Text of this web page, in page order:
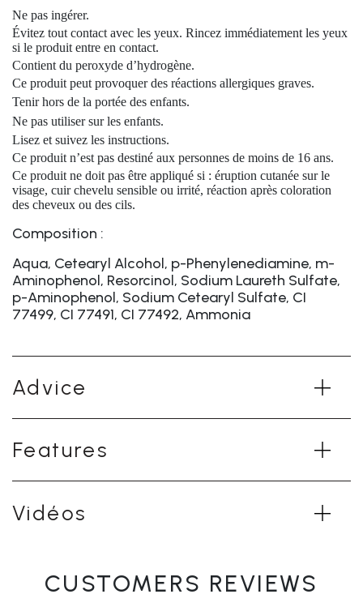
Ne pas ingérer.
Évitez tout contact avec les yeux. Rincez immédiatement les yeux
si le produit entre en contact.
Contient du peroxyde d’hydrogène.
Ce produit peut provoquer des réactions allergiques graves.
Tenir hors de la portée des enfants.
Ne pas utiliser sur les enfants.
Lisez et suivez les instructions.
Ce produit n’est pas destiné aux personnes de moins de 16 ans.
Ce produit ne doit pas être appliqué si : éruption cutanée sur le
visage, cuir chevelu sensible ou irrité, réaction après coloration
des cheveux ou des cils.
Composition :
Aqua, Cetearyl Alcohol, p-Phenylenediamine, m-
Aminophenol, Resorcinol, Sodium Laureth Sulfate,
p-Aminophenol, Sodium Cetearyl Sulfate, CI
77499, CI 77491, CI 77492, Ammonia
Advice
Features
Vidéos
CUSTOMERS REVIEWS